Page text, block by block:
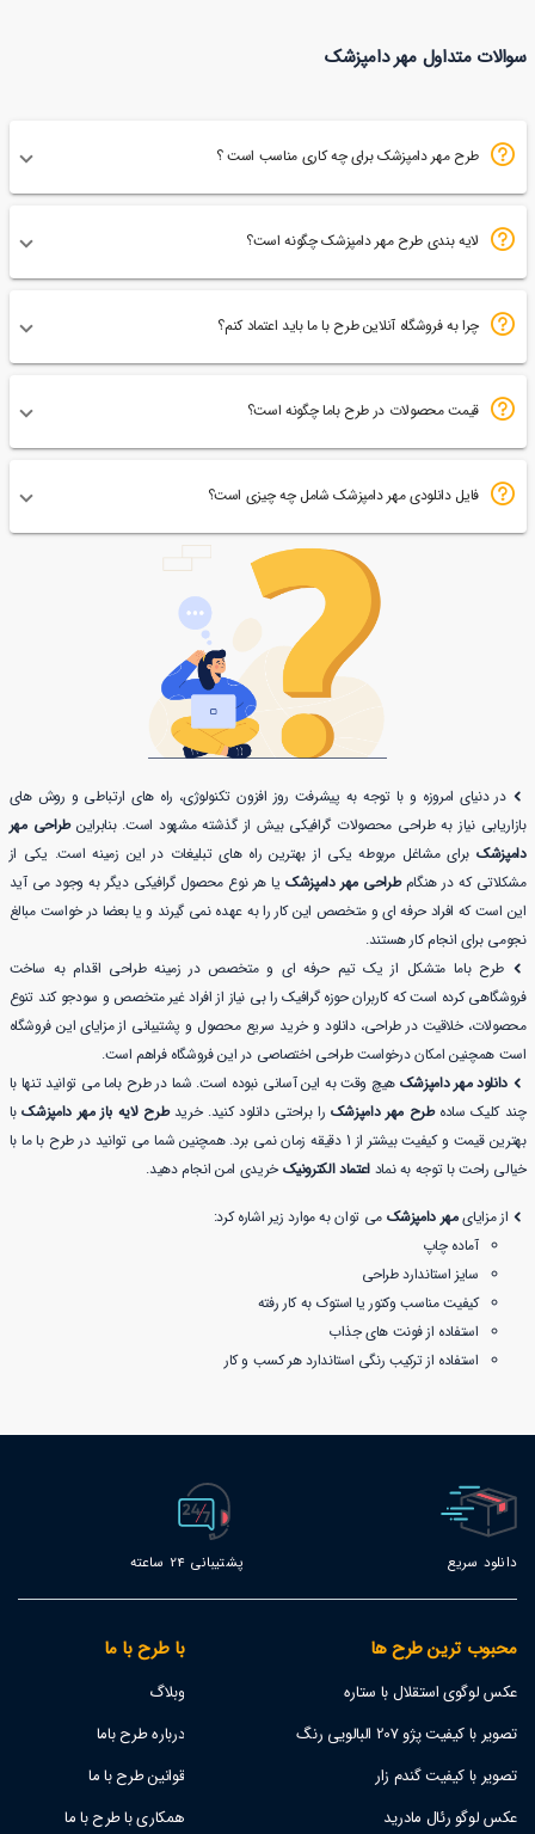
سوالات متداول مهر دامپزشک
طرح مهر دامپزشک برای چه کاری مناسب است ؟
لایه بندی طرح مهر دامپزشک چگونه است؟
چرا به فروشگاه آنلاین طرح با ما باید اعتماد کنم؟
قیمت محصولات در طرح باما چگونه است؟
فایل دانلودی مهر دامپزشک شامل چه چیزی است؟
در دنیای امروزه و با توجه به پیشرفت روز افزون تکنولوژی، راه های ارتباطی و روش های
بازاریابی نیاز به طراحی محصولات گرافیکی بیش از گذشته مشهود است. بنابراینطراحی مهر
دامپزشک برای مشاغل مربوطه یکی از بهترین راه های تبلیغات در این زمینه است. یکی از
مشکلاتی که در هنگامطراحی مهر دامپزشک یا هر نوع محصول گرافیکی دیگر به وجود می آید
این است که افراد حرفه ای و متخصص این کار را به عهده نمی گیرند و یا بعضا در خواست مبالغ
نجومی برای انجام کار هستند.
طرح باما متشکل از یک تیم حرفه ای و متخصص در زمینه طراحی اقدام به ساخت
فروشگاهی کرده است که کاربران حوزه گرافیک را بی نیاز از افراد غیر متخصص و سودجو کند تنوع
محصولات، خلاقیت در طراحی، دانلود و خرید سریع محصول و پشتیبانی از مزایای این فروشگاه
است همچنین امکان درخواست طراحی اختصاصی در این فروشگاه فراهم است.
دانلود مهر دامپزشکهیچ وقت به این آسانی نبوده است. شما در طرح باما می توانید تنها با
چند کلیک سادهطرح مهر دامپزشک را براحتی دانلود کنید. خریدطرح لایه باز مهر دامپزشکبا
بهترین قیمت و کیفیت بیشتر از 1 دقیقه زمان نمی برد. همچنین شما می توانید در طرح با ما با
خیالی راحت با توجه به نماداعتماد الکترونیک خریدی امن انجام دهید.
از مزایایمهر دامپزشک می توان به موارد زیر اشاره کرد:
آماده چاپ
سایز استاندارد طراحی
کیفیت مناسب وکتور یا استوک به کار رفته
استفاده از فونت های جذاب
استفاده از ترکیب رنگی استاندارد هر کسب و کار
دانلود سریع پشتیبانی 24 ساعته
محبوب ترین طرح ها
عکس لوگوی استقلال با ستاره
تصویر با کیفیت پژو 207 البالویی رنگ
تصویر با کیفیت گندم زار
عکس لوگو رئال مادرید
با طرح با ما
وبلاگ
درباره طرح باما
قوانین طرح با ما
همکاری با طرح با ما